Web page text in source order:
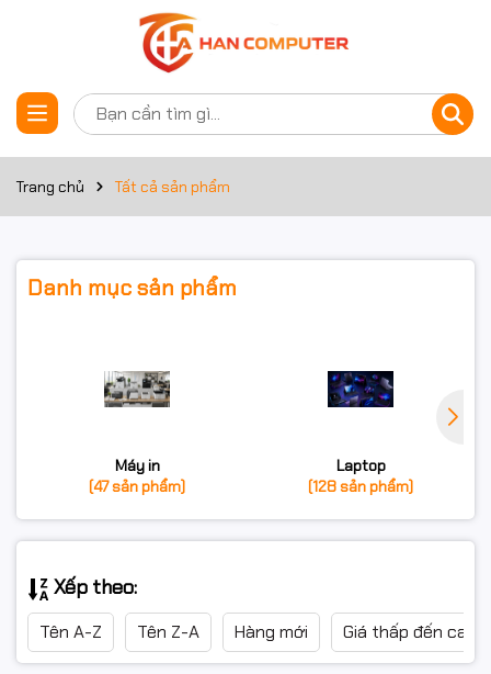
Trang chủ Tất cả sản phẩm
Danh mục sản phẩm
Máy in
(47 sản phẩm)
Laptop
(128 sản phẩm)
Xếp theo:
Tên A-Z Tên Z-A Hàng mới Giá thấp đến cao